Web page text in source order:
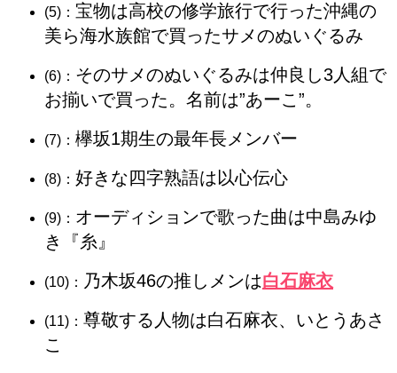
(5)： 宝物は高校の修学旅行で行った沖縄の
美ら海水族館で買ったサメのぬいぐるみ
(6)： そのサメのぬいぐるみは仲良し3人組で
お揃いで買った。名前は”あーこ”。
(7)： 欅坂1期生の最年長メンバー
(8)： 好きな四字熟語は以心伝心
(9)： オーディションで歌った曲は中島みゆ
き『糸』
(10)： 乃木坂46の推しメンは白石麻衣
(11)： 尊敬する人物は白石麻衣、いとうあさ
こ